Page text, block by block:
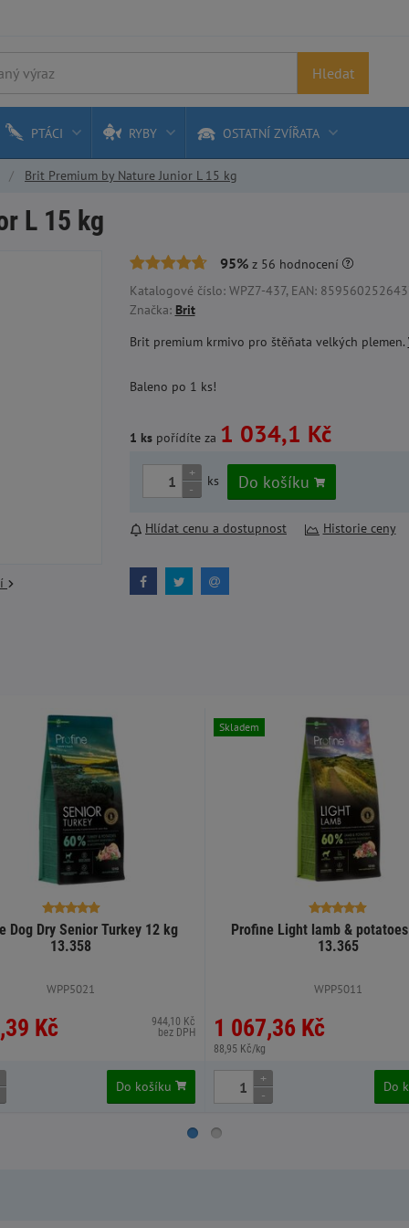
Hledat
PTÁCI RYBY OSTATNÍ ZVÍŘATA
Brit Premium by Nature Junior L 15 kg
L 15 kg
95%z 56 hodnocení
Katalogové číslo: WPZ7-437, EAN:
Značka: Brit
Brit premium krmivo pro štěňata velkých plemen.
Baleno po 1 ks!
1 kspořídíte za 1 034,1 Kč
+
-
ks Do košíku
Hlídat cenu a dostupnost Historie ceny
Dog Dry Senior Turkey 12 kg
13.358
WPP5021
Kč
944,10 Kč
bez DPH
Do košíku
Profine Light lamb &
13.365
WPP5011
1 067,36 Kč
88,95 Kč/kg
Skladem
+
-
Do